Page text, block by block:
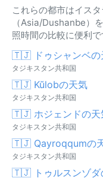
これらの都市はイス
（Asia/Dushanbe）
照時間の比較に便利で
🇹🇯 ドゥシャンベの
タジキスタン共和国
🇹🇯 Kŭlobの天気
タジキスタン共和国
🇹🇯 ホジェンドの天
タジキスタン共和国
🇹🇯 Qayroqqumの
タジキスタン共和国
🇹🇯 トゥルスンゾダ